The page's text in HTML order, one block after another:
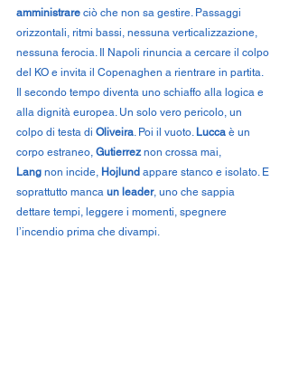
amministrare ciò che non sa gestire. Passaggi
orizzontali, ritmi bassi, nessuna verticalizzazione,
nessuna ferocia. Il Napoli rinuncia a cercare il colpo
del KO e invita il Copenaghen a rientrare in partita.
Il secondo tempo diventa uno schiaffo alla logica e
alla dignità europea. Un solo vero pericolo, un
colpo di testa di Oliveira. Poi il vuoto. Lucca è un
corpo estraneo, Gutierrez non crossa mai,
Lang non incide, Hojlund appare stanco e isolato. E
soprattutto manca un leader, uno che sappia
dettare tempi, leggere i momenti, spegnere
l’incendio prima che divampi.